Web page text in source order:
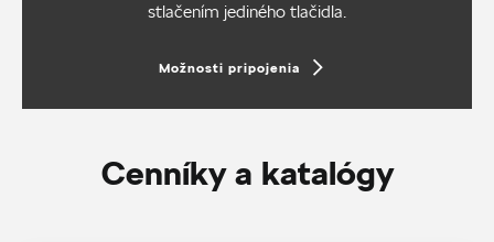
stlačením jediného tlačidla.
Možnosti pripojenia
Cenníky a katalógy